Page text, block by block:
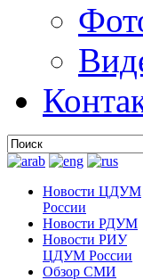
Новости ЦДУМ
России
Новости РДУМ
Новости РИУ
ЦДУМ России
Обзор СМИ